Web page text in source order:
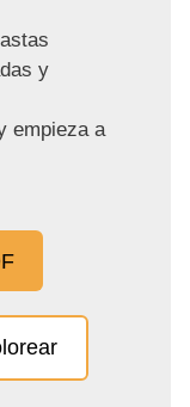
y
empieza a